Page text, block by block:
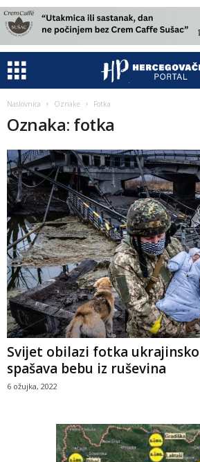
Naslovnica Oznake Fotka
Oznaka: fotka
Svijet obilazi fotka
spašava bebu iz ruševina
6 ožujka, 2022